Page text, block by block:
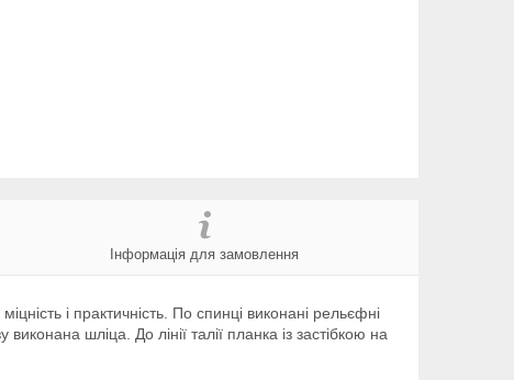
Інформація для замовлення
і практичність. По спинці виконані рельєфні
шліца. До лінії талії планка із застібкою на